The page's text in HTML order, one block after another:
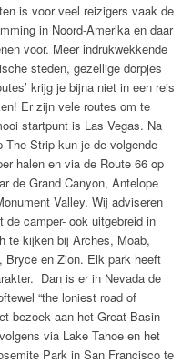
is voor veel reizigers vaak de
in Noord-Amerika en daar
voor. Meer indrukwekkende
steden, gezellige dorpjes
krijg je bijna niet in een reis
Er zijn vele routes om te
startpunt is Las Vegas. Na
The Strip kun je de volgende
halen en via de Route 66 op
de Grand Canyon, Antelope
Valley. Wij adviseren
de camper- ook uitgebreid in
te kijken bij Arches, Moab,
Bryce en Zion. Elk park heeft
Dan is er in Nevada de
“the loniest road of
bezoek aan het Great Basin
via Lake Tahoe en het
Park in San Francisco te